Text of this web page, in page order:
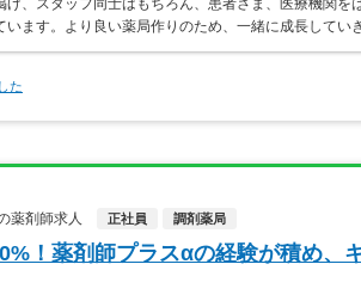
、スタッフ同士はもちろん、患者さま、医療機関を
います。より良い薬局作りのため、一緒に成長してい
た
薬剤師求人
正社員 調剤薬局
！薬剤師プラスαの経験が積め、